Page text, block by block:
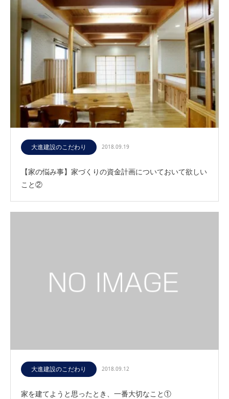
大進建設のこだわり 2018.09.19
【家の悩み事】家づくりの資金計画についておいて欲しい
こと②
大進建設のこだわり 2018.09.12
家を建てようと思ったとき、一番大切なこと①